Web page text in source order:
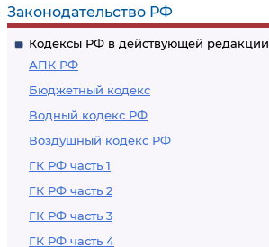
Законодательство РФ
Кодексы РФ в действующей редакции
АПК РФ
Бюджетный кодекс
Водный кодекс РФ
Воздушный кодекс РФ
ГК РФ часть 1
ГК РФ часть 2
ГК РФ часть 3
ГК РФ часть 4